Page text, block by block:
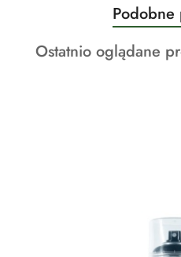
Pomiń karuzelęProdukty
o
statusie:
Produkty
Ostatnio oglądane